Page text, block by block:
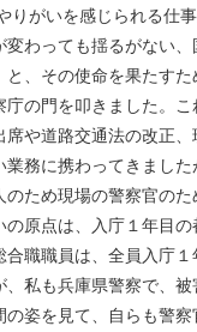
りがいを感じられる仕
変わっても揺るがない
、その使命を果たす
庁の門を叩きました。
や道路交通法の改正
務に携わってきまし
ため現場の警察官の
原点は、入庁１年目
合職職員は、全員入庁
私も兵庫県警察で、
姿を見て、自らも警